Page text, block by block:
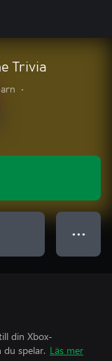
Trivia
•
● ● ●
din Xbox-
spelar. Läs mer